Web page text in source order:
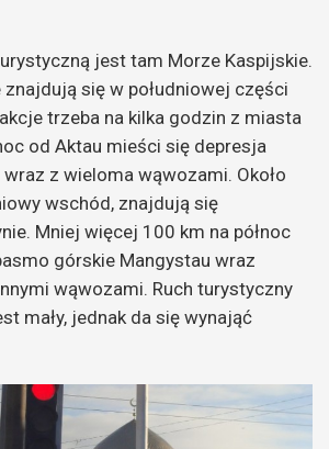
jest tam Morze Kaspijskie.
się w południowej części
trzeba na kilka godzin z miasta
od Aktau mieści się depresja
z wieloma wąwozami. Około
wschód, znajdują się
Mniej więcej 100 km na północ
górskie Mangystau wraz
wąwozami. Ruch turystyczny
mały, jednak da się wynająć